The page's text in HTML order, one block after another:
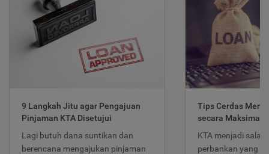
9 Langkah Jitu agar Pengajuan
Pinjaman KTA Disetujui
Lagi butuh dana suntikan dan
berencana mengajukan pinjaman
Tips Cerdas
secara Maksimal
KTA menjadi
perbankan yang